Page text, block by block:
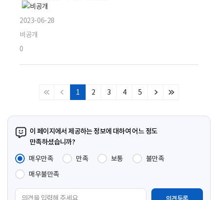
2023-06-28
비공개
0
처
페
이
지
이
페
이
지
1 2 3 4 5
다
페
이
마
막
이 페이지에서 제공하는 정보에 대하여 어느 정도
만족하셨습니까?
매우만족
만족 보통
불만족
매우불만족